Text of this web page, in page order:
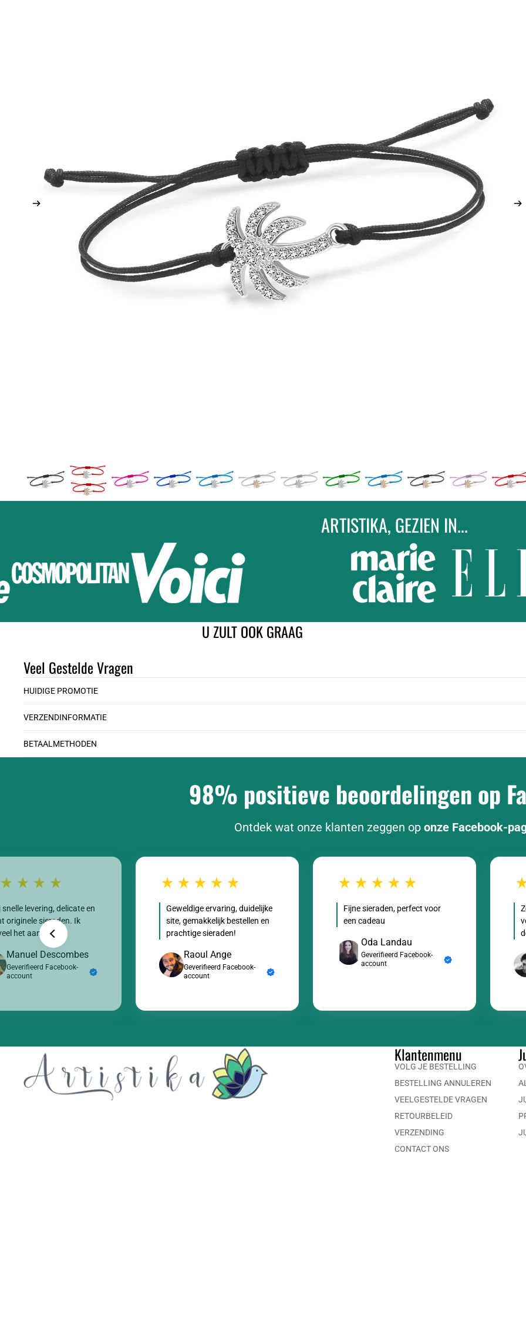
KOOP 2
ARTISTIKA, GEZIEN IN...
U ZULT OOK GRAAG
Veel Gestelde Vragen
HUIDIGE PROMOTIE
VERZENDINFORMATIE
BETAALMETHODEN
98% positieve beoordelingen op
Ontdek wat onze klanten zeggen op onze Facebook-
snelle levering, delicate en
originele sieraden. Ik
het aan!
Manuel Descombes
Geverifieerd Facebook-
account
Geweldige ervaring, duidelijke
site, gemakkelijk bestellen en
prachtige sieraden!
Raoul Ange
Geverifieerd Facebook-
account
Fijne sieraden, perfect voor
een cadeau
Oda Landau
Geverifieerd Facebook-
account
Klantenmenu
VOLG JE BESTELLING
BESTELLING ANNULEREN
VEELGESTELDE VRAGEN
RETOURBELEID
VERZENDING
CONTACT ONS